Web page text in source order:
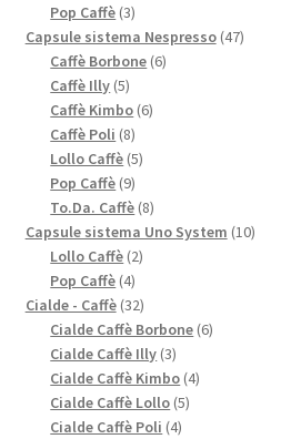
Pop Caffè 33
prodotti
Capsule sistema Nespresso 4747
Caffè Borbone 66
Caffè Illy 55
prodotti
Caffè Kimbo 66
Caffè Poli 88
prodotti
Lollo Caffè 55
Pop Caffè 99
prodotti
To.Da. Caffè 88
prodotti
Capsule sistema Uno System 1010
Lollo Caffè 22
Pop Caffè 44
prodotti
Cialde - Caffè 3232
prodotti
Cialde Caffè Borbone 66
Cialde Caffè Illy 33
prodotti
Cialde Caffè Kimbo 44
Cialde Caffè Lollo 55
Cialde Caffè Poli 44